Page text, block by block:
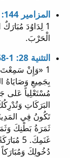
المزامير 144: 1
1 لِدَاوُدَ
الْحَرْبَ.
التثنية 28: 1-68
1 «وَإِنْ
بِجَمِيعِ وَصَايَاهُ
ثَمَرَةُ بَطْنِكَ
دُخُولِكَ